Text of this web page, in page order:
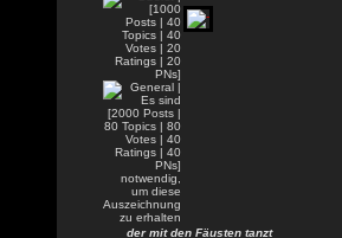
der mit den Fäusten tanzt